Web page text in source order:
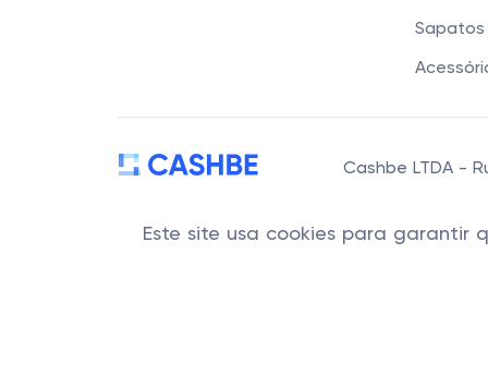
Sapatos
Cashbe LTDA -
Este site usa cookies para garantir